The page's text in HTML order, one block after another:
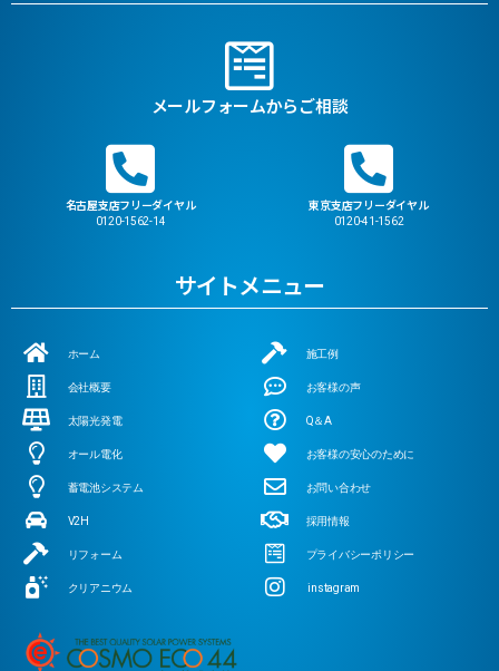
メールフォームからご相談
名古屋支店フリーダイヤル
0120-1562-14
東京支店フリーダイヤル
0120-41-1562
サイトメニュー
ホーム
会社概要
太陽光発電
オール電化
蓄電池システム
V2H
リフォーム
クリアニウム
施工例
お客様の声
Q＆A
お客様の安心のために
お問い合わせ
採用情報
プライバシーポリシー
instagram